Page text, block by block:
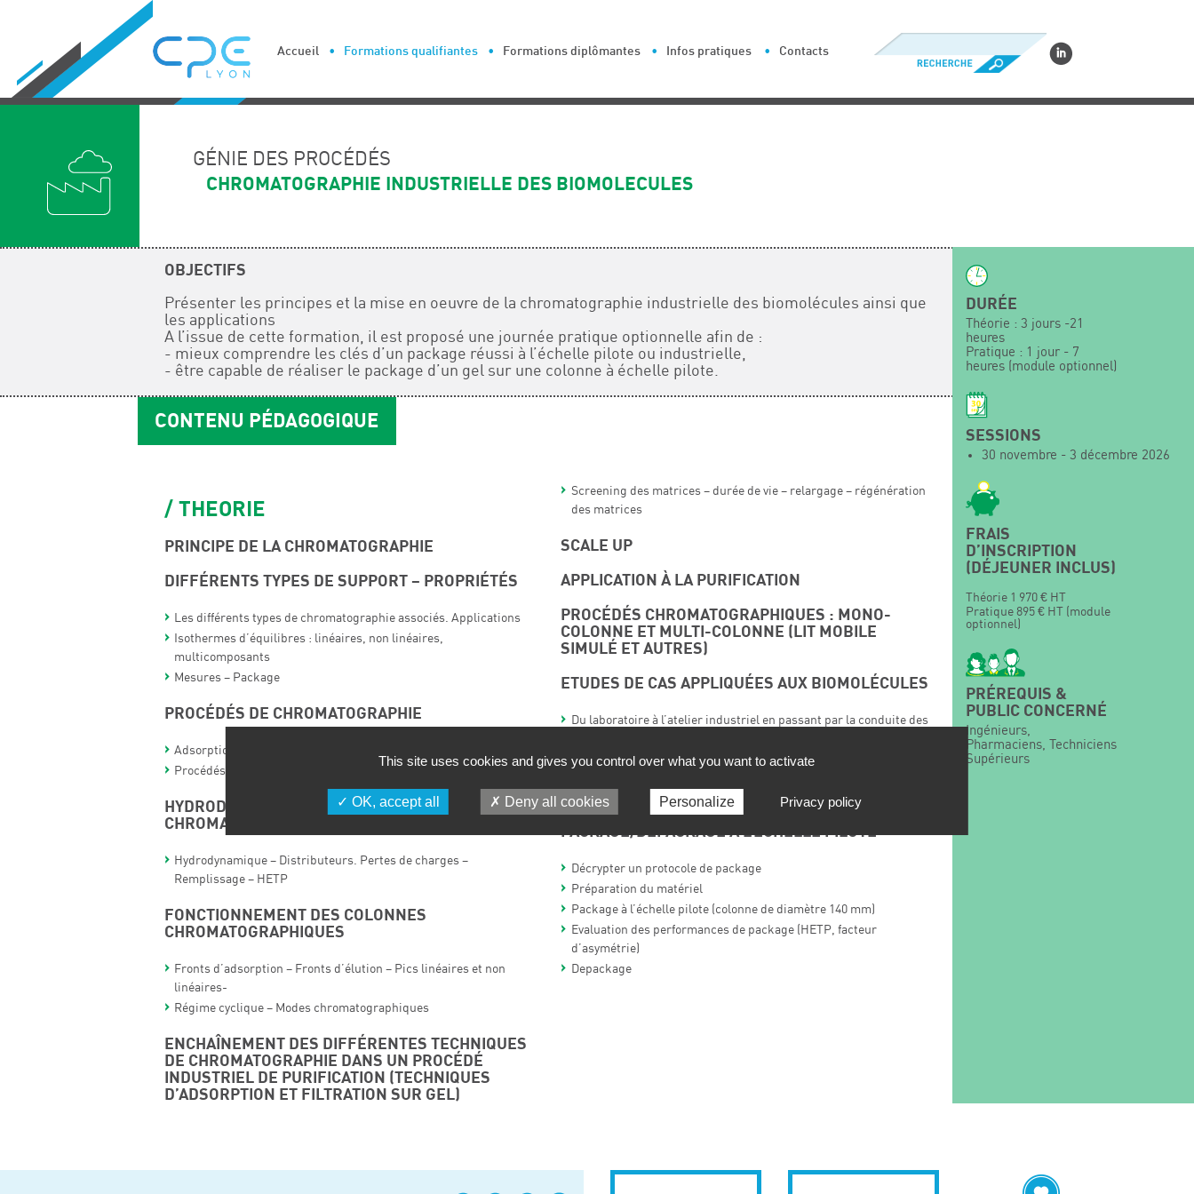
Accueil Formations qualifiantes Formations diplômantes Infos pratiques Contacts
GÉNIE DES PROCÉDÉS
CHROMATOGRAPHIE INDUSTRIELLE DES BIOMOLECULES
DURÉE
Théorie : 3 jours -21
heures
Pratique : 1 jour - 7
heures (module optionnel)
SESSIONS
30 novembre - 3 décembre 2026
FRAIS
D’INSCRIPTION
(DÉJEUNER INCLUS)
Théorie 1 970 € HT
Pratique 895 € HT (module
optionnel)
PRÉREQUIS &
PUBLIC CONCERNÉ
Ingénieurs,
Pharmaciens, Techniciens
Supérieurs
OBJECTIFS
Présenter les principes et la mise en oeuvre de la chromatographie industrielle des biomolécules ainsi que
les applications
A l’issue de cette formation, il est proposé une journée pratique optionnelle afin de :
- mieux comprendre les clés d’un package réussi à l’échelle pilote ou industrielle,
- être capable de réaliser le package d’un gel sur une colonne à échelle pilote.
CONTENU PÉDAGOGIQUE
THEORIE
PRINCIPE DE LA CHROMATOGRAPHIE
DIFFÉRENTS TYPES DE SUPPORT – PROPRIÉTÉS
Les différents types de chromatographie associés. Applications
Isothermes d’équilibres : linéaires, non linéaires,
multicomposants
Mesures – Package
PROCÉDÉS DE CHROMATOGRAPHIE
Adsorption/extraction en réacteur/batch
Procédés en colonnes : lits fixes – lits expansés
HYDRODYNAMIQUE DES COLONNES
CHROMATOGRAPHIQUES
Hydrodynamique – Distributeurs. Pertes de charges –
Remplissage – HETP
FONCTIONNEMENT DES COLONNES
CHROMATOGRAPHIQUES
Fronts d’adsorption – Fronts d’élution – Pics linéaires et non
linéaires-
Régime cyclique – Modes chromatographiques
ENCHAÎNEMENT DES DIFFÉRENTES TECHNIQUES
DE CHROMATOGRAPHIE DANS UN PROCÉDÉ
INDUSTRIEL DE PURIFICATION (TECHNIQUES
D’ADSORPTION ET FILTRATION SUR GEL)
Screening des matrices – durée de vie – relargage – régénération
des matrices
SCALE UP
APPLICATION À LA PURIFICATION
PROCÉDÉS CHROMATOGRAPHIQUES : MONO-
COLONNE ET MULTI-COLONNE (LIT MOBILE
SIMULÉ ET AUTRES)
ETUDES DE CAS APPLIQUÉES AUX BIOMOLÉCULES
Du laboratoire à l’atelier industriel en passant par la conduite des
CHROMATOGRAPHIE INDUSTRIELLE :
PACKAGE/DEPACKAGE À L’ÉCHELLE PILOTE
Décrypter un protocole de package
Préparation du matériel
Package à l’échelle pilote (colonne de diamètre 140 mm)
Evaluation des performances de package (HETP, facteur
d’asymétrie)
Depackage
Cookies management panel
This site uses cookies and gives you control over what you want to activate
OK, accept all Deny all cookies Personalize Privacy policy